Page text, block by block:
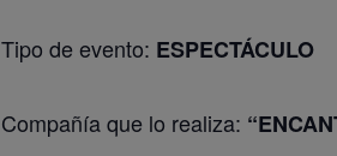
Tipo de evento: ESPECTÁCULO
Compañía que lo realiza: